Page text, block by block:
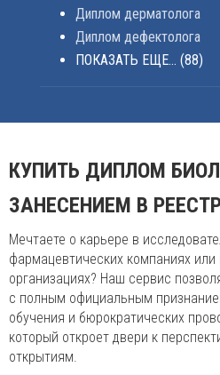
Диплом дерматолога
Диплом дефектолога
ПОКАЗАТЬ ЕЩЕ... (88)
КУПИТЬ ДИПЛОМ
ЗАНЕСЕНИЕМ В
Мечтаете о карьере в
фармацевтических компаниях
организациях? Наш сервис
с полным официальным
обучения и бюрократических
который откроет двери к
открытиям.